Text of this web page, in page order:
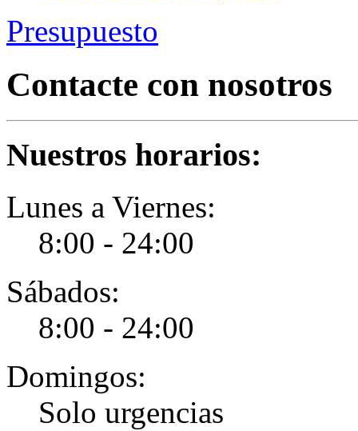
Presupuesto
Contacte con nosotros
Nuestros horarios:
Lunes a Viernes:
8:00 - 24:00
Sábados:
8:00 - 24:00
Domingos:
Solo urgencias